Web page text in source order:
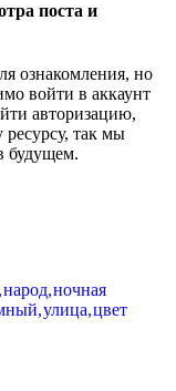
поста и
ознакомления, но
войти в аккаунт
авторизацию,
так мы
будущем.
,народ,ночная
,улица,цвет